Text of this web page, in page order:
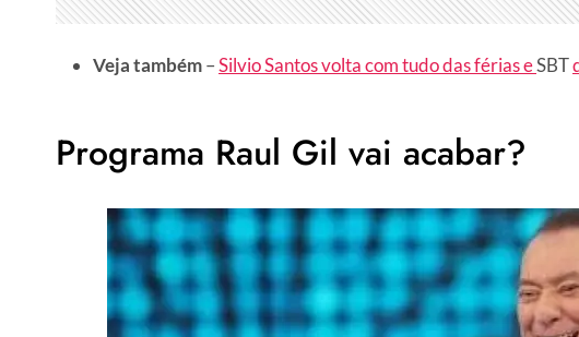
Veja também–Silvio Santos volta com tudo das férias eSBT
Programa Raul Gil vai acabar?